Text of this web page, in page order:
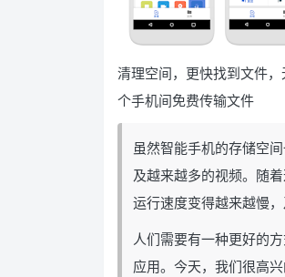
清理空间，更快找到文件
个手机间免费传输文件
虽然智能手机的存储空
及越来越多的视频。随
运行速度变得越来越慢，
人们需要有一种更好的
应用。今天，我们很高